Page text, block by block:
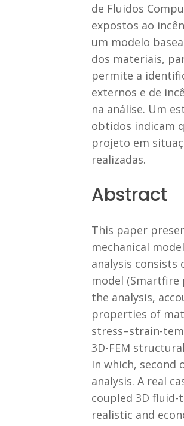
de Fluidos
expostos ao
um modelo
dos materiais,
permite a
externos e de
na análise. Um
obtidos indicam
projeto em
realizadas.
Abstract
This paper
mechanical
analysis consists
model
the analysis,
properties of
stress–strain-
3D-FEM
In which, second
analysis. A real
coupled 3D
realistic and